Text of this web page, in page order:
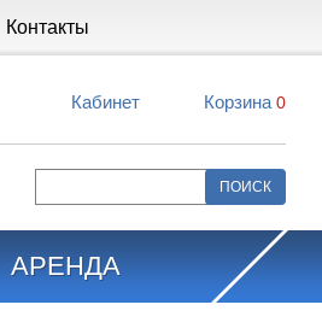
Контакты
Кабинет Корзина 0
АРЕНДА